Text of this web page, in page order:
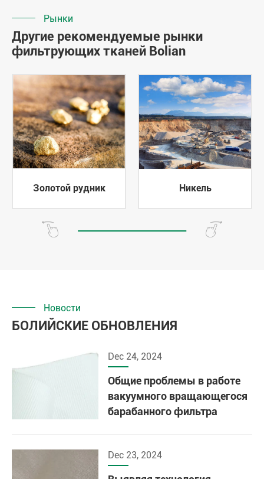
Рынки
Другие рекомендуемые рынки
фильтрующих тканей Bolian
Золотой рудник Никель
Новости
БОЛИЙСКИЕ ОБНОВЛЕНИЯ
Dec 24, 2024
Общие проблемы в работе
вакуумного вращающегося
барабанного фильтра
Dec 23, 2024